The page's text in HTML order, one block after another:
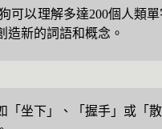
可以理解多達200個人類
新的詞語和概念。
「坐下」、「握手」或